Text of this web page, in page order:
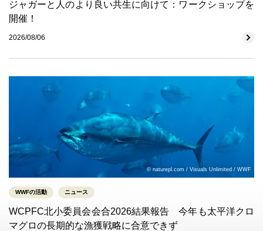
ジャガーと人のより良い共生に向けて：ワークショップを
開催！
2026/08/06
© naturepl.com / Visuals Unlimited / WWF
WWFの活動 ニュース
WCPFC北小委員会会合2026結果報告 今年も太平洋クロ
マグロの長期的な漁獲戦略に合意できず